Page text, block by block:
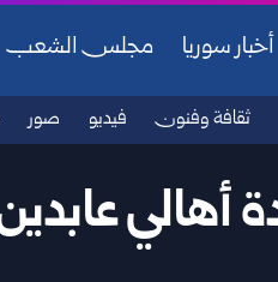
أخبار سوريا مجلس الشعب
ثقافة وفنون فيديو صور
أهالي